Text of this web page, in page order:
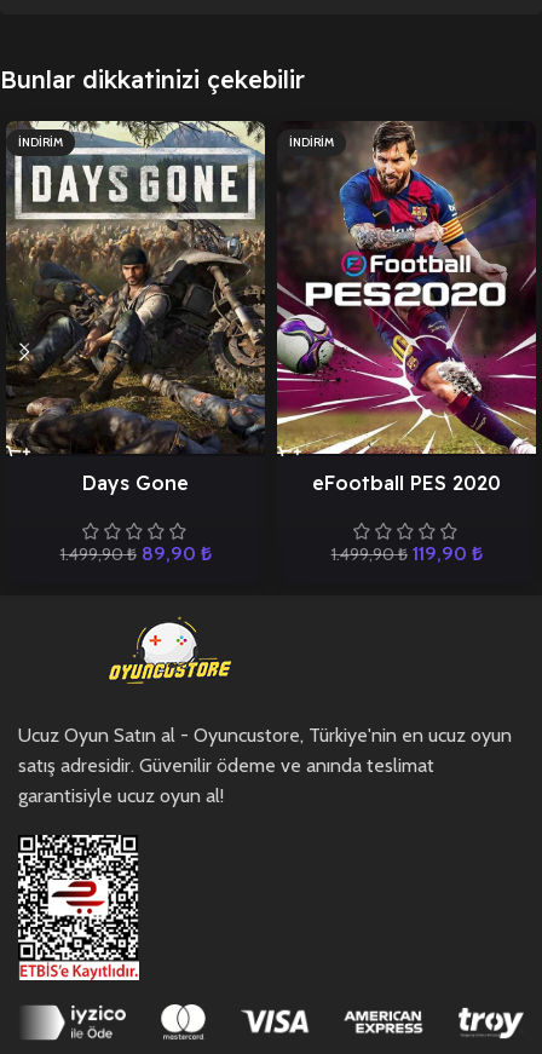
Bunlar dikkatinizi çekebilir
İNDIRIM
Days Gone
1.499,90₺ 89,90 ₺
İNDIRIM
eFootball PES 2020
1.499,90₺ 119,90 ₺
Ucuz Oyun Satın al - Oyuncustore, Türkiye'nin en ucuz oyun
satış adresidir. Güvenilir ödeme ve anında teslimat
garantisiyle ucuz oyun al!